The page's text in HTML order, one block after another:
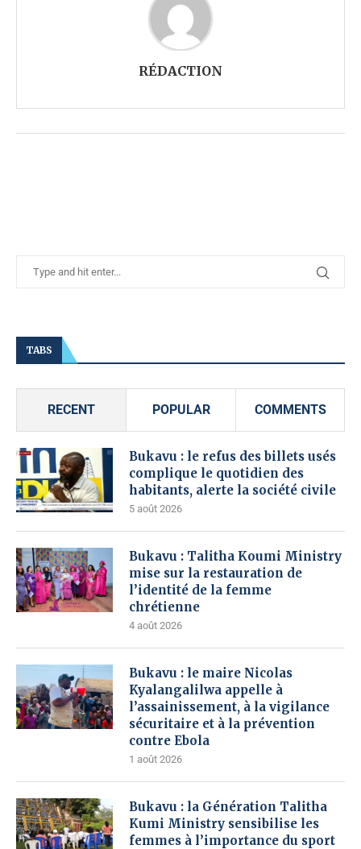
RÉDACTION
TABS
RECENT POPULAR COMMENTS
Bukavu : le refus des billets usés
complique le quotidien des
habitants, alerte la société civile
5 août 2026
Bukavu : Talitha Koumi Ministry
mise sur la restauration de
l’identité de la femme
chrétienne
4 août 2026
Bukavu : le maire Nicolas
Kyalangalilwa appelle à
l’assainissement, à la vigilance
sécuritaire et à la prévention
contre Ebola
1 août 2026
Bukavu : la Génération Talitha
Kumi Ministry sensibilise les
femmes à l’importance du sport